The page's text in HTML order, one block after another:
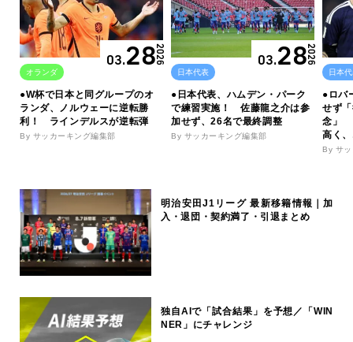
03.282026
オランダ
●W杯で日本と同グループのオ
ランダ、ノルウェーに逆転勝
利！ ラインデルスが逆転弾
By サッカーキング編集部
03.282026
日本代表
●日本代表、ハムデン・パーク
で練習実施！ 佐藤龍之介は参
加せず、26名で最終調整
By サッカーキング編集部
日本
●ロバ
せず
念」
高く
By サ
明治安田J1リーグ 最新移籍情報｜加
入・退団・契約満了・引退まとめ
独自AIで「試合結果」を予想／「WIN
NER」にチャレンジ